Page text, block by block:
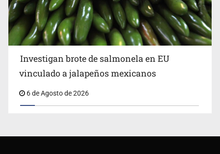
Investigan brote de salmonela en EU
vinculado a jalapeños mexicanos
6 de Agosto de 2026